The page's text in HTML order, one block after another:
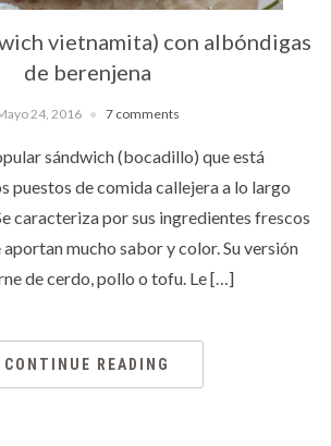
vietnamita) con albóndigas
de berenjena
24, 2016 7 comments
sándwich (bocadillo) que está
puestos de comida callejera a lo largo
caracteriza por sus ingredientes frescos
mucho sabor y color. Su versión
de cerdo, pollo o tofu. Le […]
CONTINUE READING